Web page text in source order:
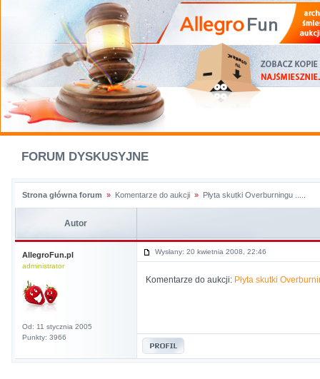
FORUM DYSKUSYJNE
Strona główna forum » Komentarze do aukcji » Płyta skutki Overburningu .....
Autor
AllegroFun.pl
administrator
Od: 11 stycznia 2005
Punkty: 3966
Wysłany: 20 kwietnia 2008, 22:46
Komentarze do aukcji: Płyta skutki